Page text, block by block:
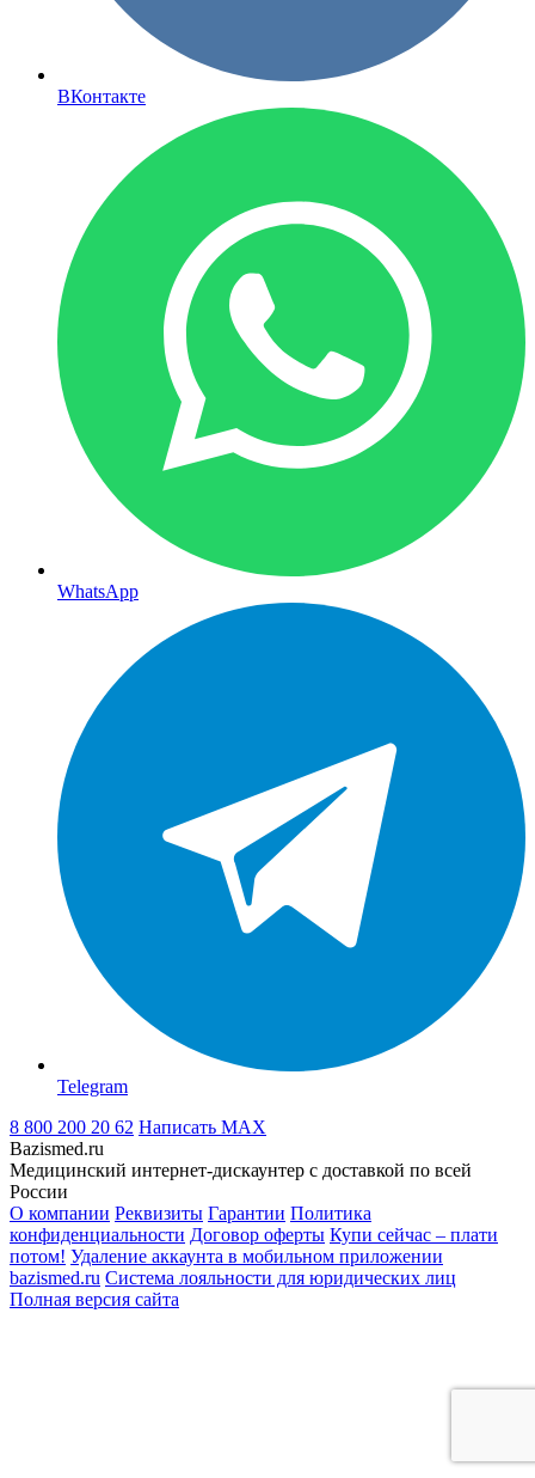
ВКонтакте
WhatsApp
Telegram
8 800 200 20 62 Написать MAX
Bazismed.ru
Медицинский интернет-дискаунтер с доставкой по всей
России
О компании Реквизиты Гарантии Политика
конфиденциальности Договор оферты Купи сейчас – плати
потом! Удаление аккаунта в мобильном приложении
bazismed.ru Система лояльности для юридических лиц
Полная версия сайта